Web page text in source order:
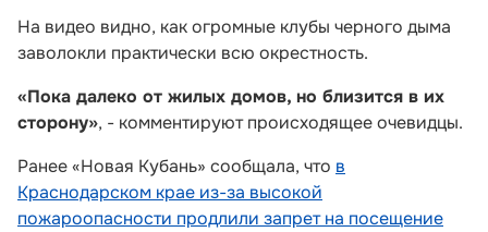
На видео видно, как огромные клубы черного дыма
заволокли практически всю окрестность.
«Пока далеко от жилых домов, но близится в их
сторону», - комментируют происходящее очевидцы.
Ранее «Новая Кубань» сообщала, что в
Краснодарском крае из-за высокой
пожароопасности продлили запрет на посещение